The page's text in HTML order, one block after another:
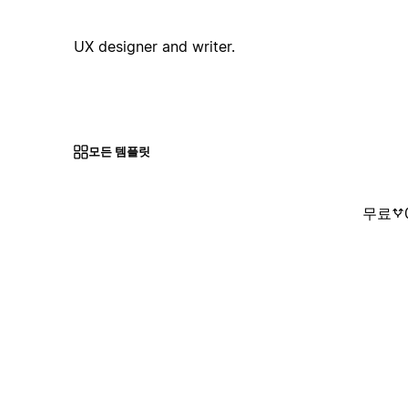
UX designer and writer.
모든 템플릿
무료